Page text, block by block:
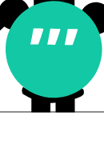
do Smoking
dias Alta